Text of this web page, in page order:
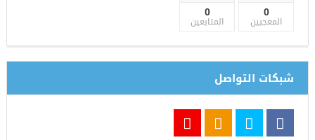
0
المعجبين
0
المتابعين
شبكات التواصل